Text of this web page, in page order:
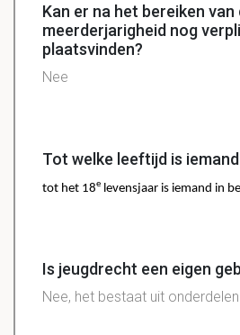
Kan er na het bereiken van
meerderjarigheid nog
plaatsvinden?
Nee
Tot welke leeftijd is
tot het 18e levensjaar is iemand in
Is jeugdrecht een eigen
Nee, het bestaat uit onderdelen.